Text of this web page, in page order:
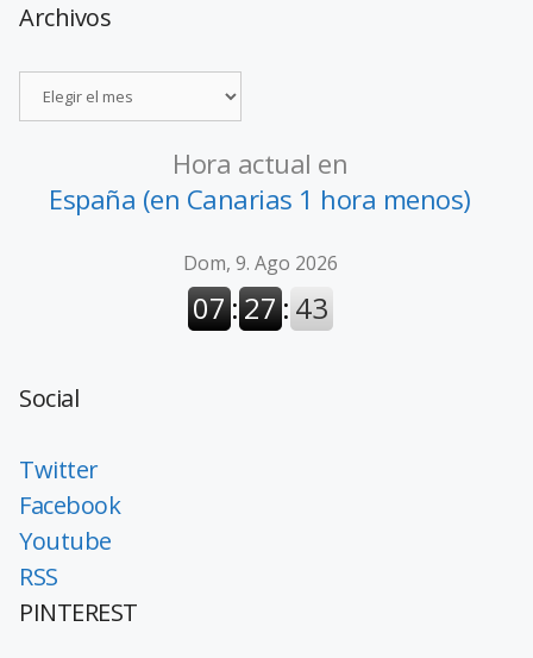
Archivos
Hora actual en
España (en Canarias 1 hora menos)
Social
Twitter
Facebook
Youtube
RSS
PINTEREST